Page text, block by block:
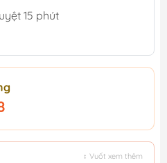
15 phút
↕ Vuốt xem thêm